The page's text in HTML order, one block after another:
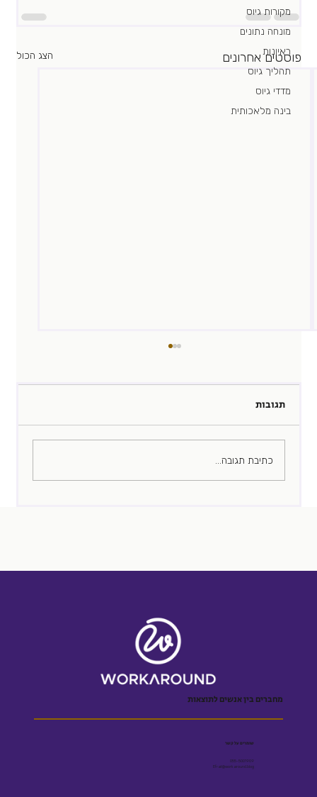
מקורות גיוס
מונחה נתונים
ראיונות
תהליך גיוס
מדדי גיוס
בינה מלאכותית
פוסטים אחרונים הצג הכול
כל מיתון מסמן תקופה
תגובות
כתיבת תגובה...
מחברים בין אנשים לתוצאות
שומרים על קשר
055-5001909
Efrat@workaround.blog